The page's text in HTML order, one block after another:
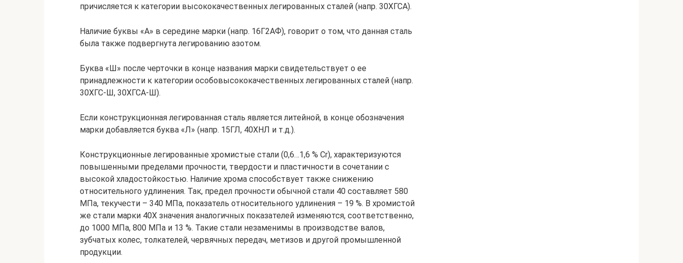
причисляется к категории высококачественных легированных сталей (напр. 30ХГСА).
Наличие буквы «А» в середине марки (напр. 16Г2АФ), говорит о том, что данная сталь
была также подвергнута легированию азотом.
Буква «Ш» после черточки в конце названия марки свидетельствует о ее
принадлежности к категории особовысококачественных легированных сталей (напр.
30ХГС-Ш, 30ХГСА-Ш).
Если конструкционная легированная сталь является литейной, в конце обозначения
марки добавляется буква «Л» (напр. 15ГЛ, 40ХНЛ и т.д.).
Конструкционные легированные хромистые стали (0,6…1,6 % Cr), характеризуются
повышенными пределами прочности, твердости и пластичности в сочетании с
высокой хладостойкостью. Наличие хрома способствует также снижению
относительного удлинения. Так, предел прочности обычной стали 40 составляет 580
МПа, текучести – 340 МПа, показатель относительного удлинения – 19 %. В хромистой
же стали марки 40Х значения аналогичных показателей изменяются, соответственно,
до 1000 МПа, 800 МПа и 13 %. Такие стали незаменимы в производстве валов,
зубчатых колес, толкателей, червячных передач, метизов и другой промышленной
продукции.